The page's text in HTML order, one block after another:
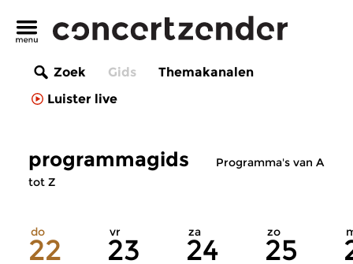
Zoek Gids
Themakanalen
Luister live
programmagids
Programma's van A
tot Z
do
22
vr
23
za
24
zo
25